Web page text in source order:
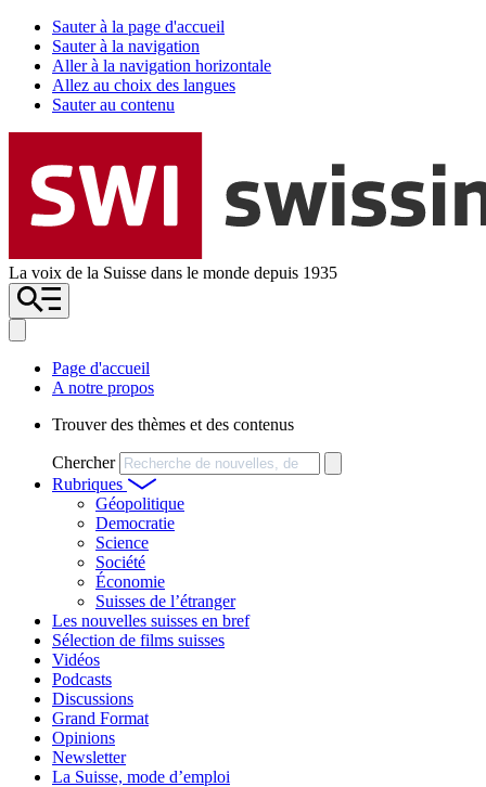
Sauter à la page d'accueil
Sauter à la navigation
Aller à la navigation horizontale
Allez au choix des langues
Sauter au contenu
La voix de la Suisse dans le monde depuis 1935
Page d'accueil
A notre propos
Trouver des thèmes et des contenus
Chercher
Rubriques
Géopolitique
Democratie
Science
Société
Économie
Suisses de l’étranger
Les nouvelles suisses en bref
Sélection de films suisses
Vidéos
Podcasts
Discussions
Grand Format
Opinions
Newsletter
La Suisse, mode d’emploi